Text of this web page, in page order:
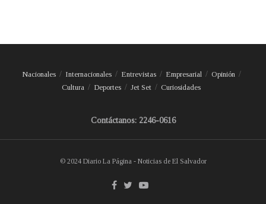
Nacionales Internacionales Entrevistas Empresarial
Opinión
Cultura
Deportes Jet Set Curiosidades
Contáctanos: 2246-0616
© 2024 Diario La Página - Noticias de El Salvador